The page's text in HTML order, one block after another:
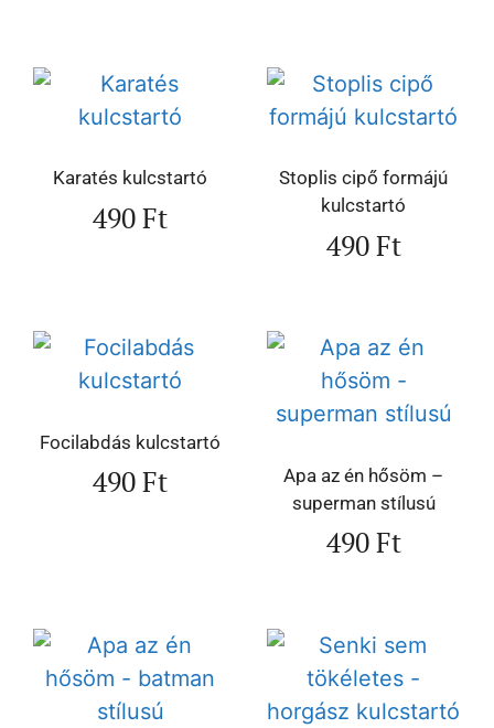
Karatés kulcstartó
490Ft
Stoplis cipő formájú
kulcstartó
490Ft
Focilabdás kulcstartó
490Ft
Apa az én hősöm –
superman stílusú
490Ft